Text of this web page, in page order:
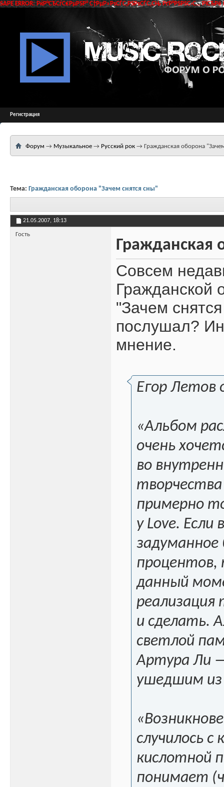
SAPE ERROR: РќР°СЂСѓС€РµРЅР° С†РµР»РѕСЃС‚РЅРѕСЃС‚СЊ РґР°РЅРЅС‹С…
Регистрация
Форум → Музыкальное → Русский рок → Гражданская оборона
Тема: Гражданская оборона "Зачем снятся сны"
21.05.2007, 18:13
Гость
Гражданская
Совсем
Гражданской
"Зачем
послушал?
мнение.
Егор Летов
«Альбом
очень
во
примерно
у Love.
процентов,
данный
реализация
и сделать.
светлой
Артура Ли
ушедшим
случилось с
кислотной
понимает